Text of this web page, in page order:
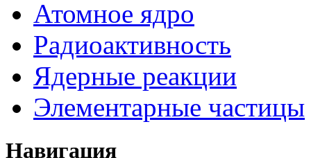
Атомное ядро
Радиоактивность
Ядерные реакции
Элементарные частицы
Навигация